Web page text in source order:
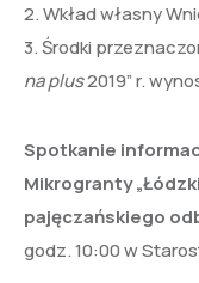
2. Wkład własny
3. Środki
na plus2019” r.
Spotkanie
Mikrogranty
pajęczańskiego
godz. 10:00 w